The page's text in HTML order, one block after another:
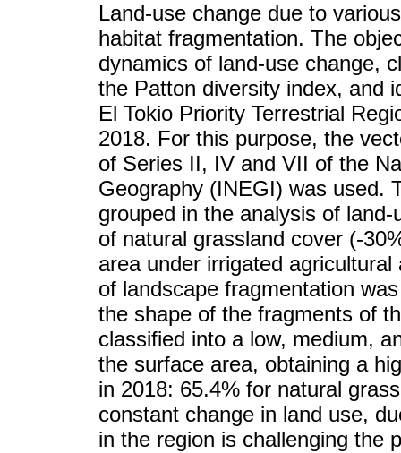
Land-use change due to
habitat fragmentation. The
dynamics of land-use change,
the Patton diversity index, and
El Tokio Priority Terrestrial
2018. For this purpose, the
of Series II, IV and VII of the
Geography (INEGI) was used.
grouped in the analysis of
of natural grassland cover (-
area under irrigated
of landscape fragmentation
the shape of the fragments of
classified into a low, medium,
the surface area, obtaining a
in 2018: 65.4% for natural
constant change in land use,
in the region is challenging the